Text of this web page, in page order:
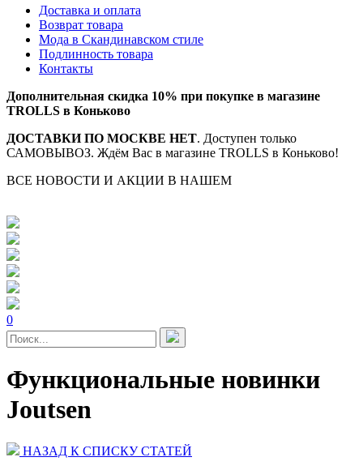
Доставка и оплата
Возврат товара
Мода в Скандинавском стиле
Подлинность товара
Контакты
Дополнительная скидка 10% при покупке в магазине
TROLLS в Коньково
ДОСТАВКИ ПО МОСКВЕ НЕТ. Доступен только
САМОВЫВОЗ. Ждём Вас в магазине TROLLS в Коньково!
ВСЕ НОВОСТИ И АКЦИИ В НАШЕМ
0
Функциональные новинки
Joutsen
НАЗАД К СПИСКУ СТАТЕЙ